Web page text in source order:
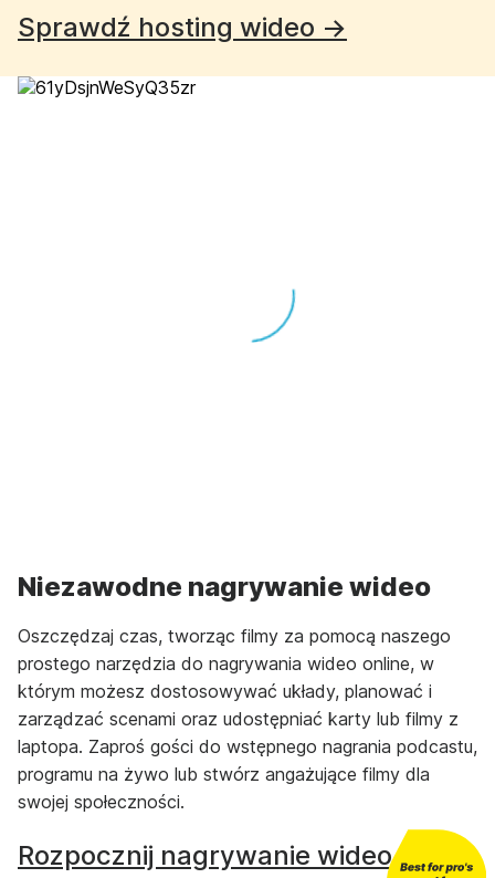
Sprawdź hosting wideo →
Niezawodne nagrywanie wideo
Oszczędzaj czas, tworząc filmy za pomocą naszego
prostego narzędzia do nagrywania wideo online, w
którym możesz dostosowywać układy, planować i
zarządzać scenami oraz udostępniać karty lub filmy z
laptopa. Zaproś gości do wstępnego nagrania podcastu,
programu na żywo lub stwórz angażujące filmy dla
swojej społeczności.
Rozpocznij nagrywanie wideo →